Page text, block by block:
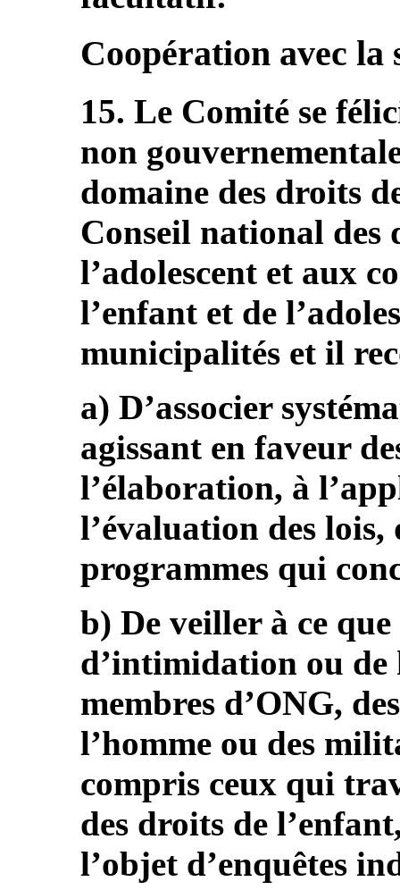
Coopération avec la
15. Le Comité se
non
domaine des droits
Conseil national des
l’adolescent et aux
l’enfant et de
municipalités et il
a) D’associer
agissant en faveur
l’élaboration, à
l’évaluation des lois,
programmes qui
b) De veiller à ce que
d’intimidation ou de
membres d’ONG,
l’homme ou des
compris ceux qui
des droits de
l’objet d’enquêtes